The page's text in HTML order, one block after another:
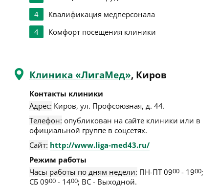
4
Квалификация медперсонала
4
Комфорт посещения клиники
Клиника «ЛигаМед», Киров
Контакты клиники
Адрес: Киров, ул. Профсоюзная, д. 44.
Телефон: опубликован на сайте клиники или в
официальной группе в соцсетях.
Сайт: http://www.liga-med43.ru/
Режим работы
Часы работы по дням недели: ПН-ПТ 0900 - 1900;
СБ 0900 - 1400; ВС - Выходной.